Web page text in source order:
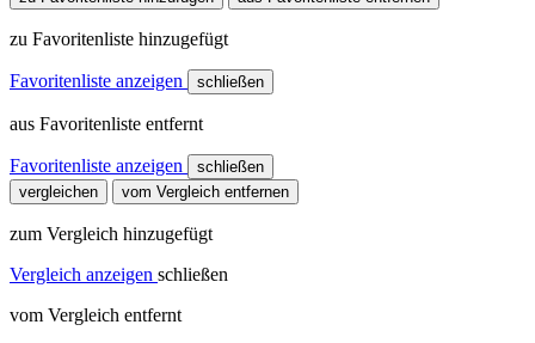
zu Favoritenliste hinzugefügt
Favoritenliste anzeigen schließen
aus Favoritenliste entfernt
Favoritenliste anzeigen
schließen
vergleichen
vom Vergleich entfernen
zum Vergleich hinzugefügt
Vergleich anzeigen schließen
vom Vergleich entfernt